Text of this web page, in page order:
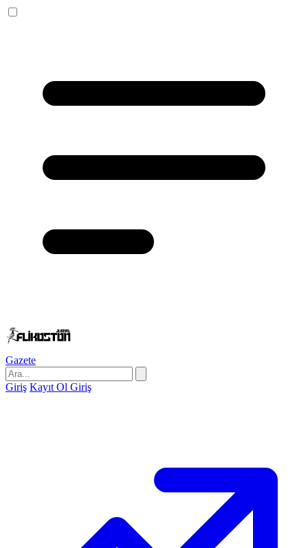
Gazete
Giriş Kayıt Ol Giriş